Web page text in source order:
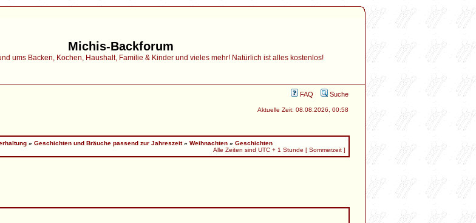
Michis-Backforum
ums Backen, Kochen, Haushalt, Familie & Kinder und vieles mehr! Natürlich ist alles kostenlos!
FAQ Suche
Aktuelle Zeit: 08.08.2026, 00:58
» Geschichten und Bräuche passend zur Jahreszeit» Weihnachten » Geschichten
Alle Zeiten sind UTC + 1 Stunde [ Sommerzeit ]